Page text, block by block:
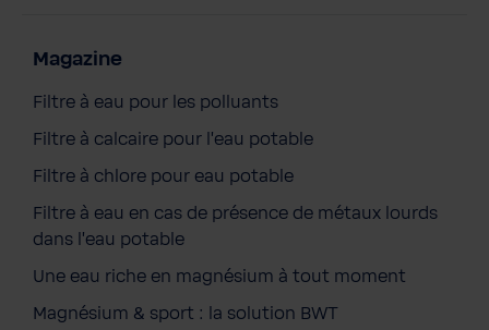
Magazine
Filtre à eau pour les polluants
Filtre à calcaire pour l'eau potable
Filtre à chlore pour eau potable
Filtre à eau en cas de présence de métaux lourds
dans l'eau potable
Une eau riche en magnésium à tout moment
Magnésium & sport : la solution BWT